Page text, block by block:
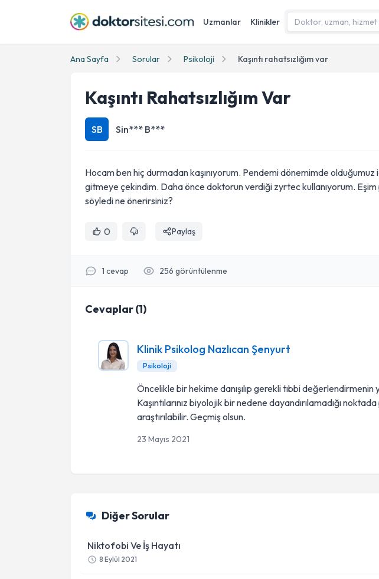
Uzmanlar Klinikler
Ana Sayfa Sorular Psikoloji Kaşıntı rahatsızlığım var
Kaşıntı Rahatsızlığım Var
SB Sin*** B***
Hocam ben hiç durmadan kaşınıyorum. Pendemi dönemimde
gitmeye çekindim. Daha önce doktorun verdiği zyrtec kullanıyorum.
söyledi ne önerirsiniz?
0 Paylaş
1 cevap 256 görüntülenme
Cevaplar(1)
Klinik Psikolog Nazlıcan Şenyurt
Psikoloji
Öncelikle bir hekime danışılıp gerekli tıbbi değerlendirmenin
Kaşıntılarınız biyolojik bir nedene dayandırılamadığı
araştırılabilir. Geçmiş olsun.
23 Mayıs 2021
Diğer Sorular
Niktofobi Ve İş Hayatı
8 Eylül 2021